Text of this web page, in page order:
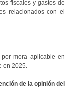
fiscales y gastos de
relacionados con el
mora aplicable en
en 2025.
de la opinión del